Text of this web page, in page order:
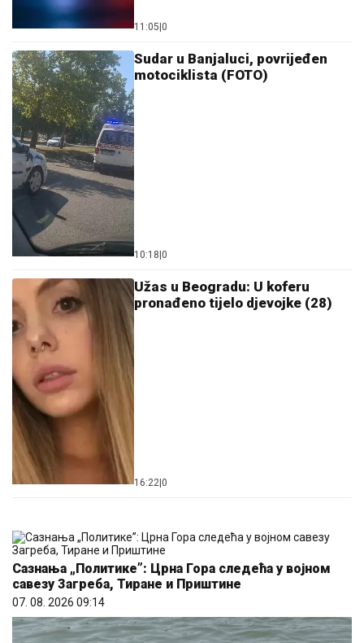
11:05 0
Sudar u Banjaluci, povrijeđen
motociklista (FOTO)
10:18 0
Užas u Beogradu: U koferu
pronađeno tijelo djevojke (28)
16:22 0
Сазнања „Политике”: Црна Гора следећа у војном
савезу Загреба, Тиране и Приштине
07. 08. 2026 09:14